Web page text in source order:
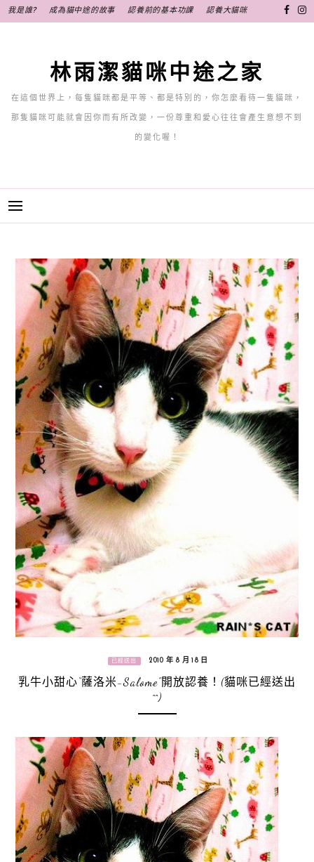
至
我是誰? 成為貓中途的故事 認養前的基本功課 認養大貓咪
林雨潔貓咪中途之家
在這個世界上，每隻貓咪都是平等、都是特別的，你怎麼看待一隻貓咪，
那隻貓咪可能就會因你而有所改變，一份尊重和愛心往往會產生意想不到
的變化喔！
已經送出 2010 年 8 月 18 日
乳牛小甜心“薩洛米-Salome”開放認養！(貓咪已經送出
^^)